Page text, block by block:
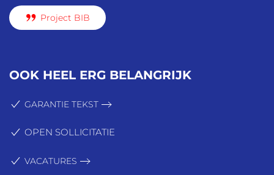
Project BIB
OOK HEEL ERG BELANGRIJK
GARANTIE TEKST
OPEN SOLLICITATIE
VACATURES